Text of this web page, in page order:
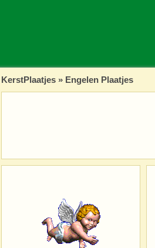
KerstPlaatjes » Engelen Plaatjes